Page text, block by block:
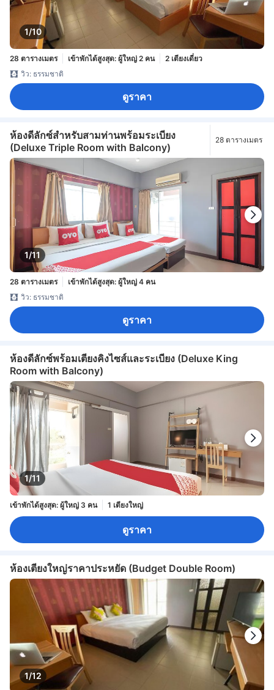
1/10
28 ตารางเมตร เข้าพักได้สูงสุด: ผู้ใหญ่ 2 คน
2 เตียงเดี่ยว
วิว: ธรรมชาติ
ดูราคา
ห้องดีลักซ์สำหรับสามท่านพร้อมระเบียง
(Deluxe Triple Room with Balcony)
28 ตารางเมตร
1/11
28 ตารางเมตร
เข้าพักได้สูงสุด: ผู้ใหญ่ 4 คน
วิว: ธรรมชาติ
ดูราคา
ห้องดีลักซ์พร้อมเตียงคิงไซส์และระเบียง (Deluxe King
Room with Balcony)
1/11
เข้าพักได้สูงสุด: ผู้ใหญ่ 3 คน 1 เตียงใหญ่
ดูราคา
ห้องเตียงใหญ่ราคาประหยัด (Budget Double Room)
1/12